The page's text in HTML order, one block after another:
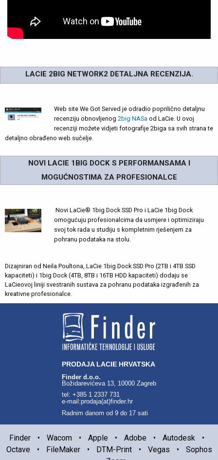
LACIE 2BIG NETWORK2 DETALJNA RECENZIJA.
Web site We Got Served je odradio poprilično detaljnu
recenziju obnovljenog 2big NASaod LaCie. U ovoj
recenziji možete vidjeti fotografije 2biga sa svih strana te
detaljno obrađeno web sučelje.
NOVI LACIE 1BIG DOCK S PERFORMANSAMA I
MOGUĆNOSTIMA ZA PROFESIONALCE
Novi LaCie® 1big Dock SSD Pro i LaCie 1big Dock
omogućuju profesionalcima da usmjere i optimiziraju
svoj tok rada u studiju s kompletnim rješenjem za
pohranu podataka na stolu.
Dizajniran od Neila Poultona, LaCie 1big Dock SSD Pro (2TB i 4TB SSD
kapaciteti) i 1big Dock (4TB, 8TB i 16TB HDD kapaciteti) dodaju se
LaCieovoj liniji svestranih sustava za pohranu podataka izgrađenih za
kreativne profesionalce.
PRODAJA LACIE HRVATSKA
Finder d.o.o.
Božidarevićeva 13, 10000 Zagreb
tel: +385 1 2337 731
e-mail:prodaja(at)finder.hr
Radnim danom od 9 do 17 sati
Finder • Wacom • Apple • Adobe • Autodesk
•
Octave
• FileMaker • DTM-Print • Vegas •
Sophos